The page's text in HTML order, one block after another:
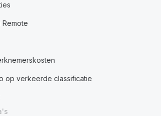
op verkeerde classificatie